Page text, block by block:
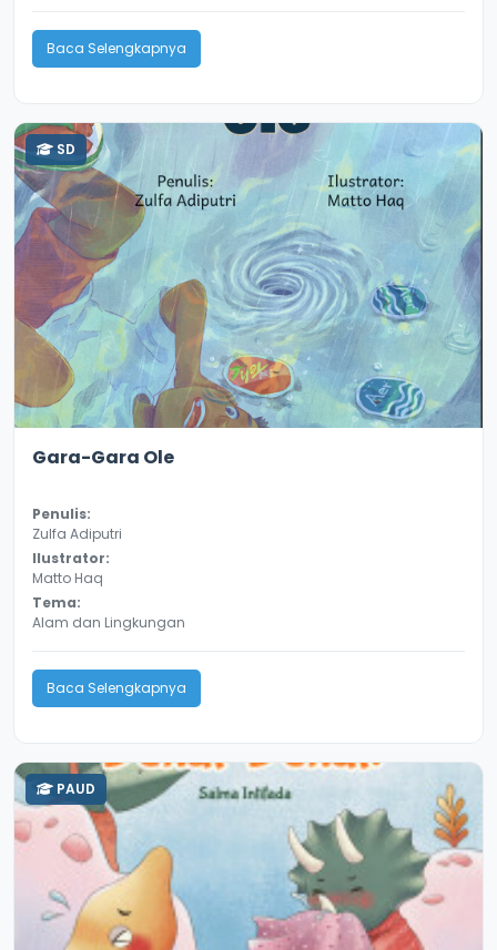
Baca Selengkapnya
SD
Gara-Gara Ole
Penulis:
Zulfa Adiputri
Ilustrator:
Matto Haq
Tema:
Alam dan Lingkungan
Baca Selengkapnya
PAUD